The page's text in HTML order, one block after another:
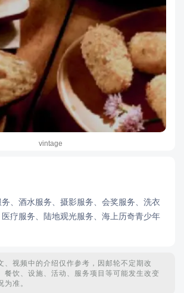
vintage
、酒水服务、摄影服务、会奖服务、洗衣
疗服务、陆地观光服务、海上历奇青少年
、视频中的介绍仅作参考，因邮轮不定期改
餐饮、设施、活动、服务项目等可能发生改变
为准。